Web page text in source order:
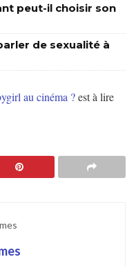
peut-il choisir son
de sexualité à
au cinéma ?est à lire